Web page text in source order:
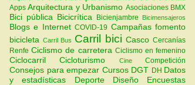
AppsArquitectura y Urbanismo Asociaciones BMX
Bici pública Bicicrítica Bicienjambre Bicimensajeros
Blogs e InternetCOVID-19 Campañas fomento
bicicleta Carril Bus Carril biciCascoCercanías
RenfeCiclismo de carretera Ciclismo en femenino
CiclocarrilCicloturismo CineCompetición
Consejos para empezar Cursos DGT DH Datos
y estadísticas Deporte Diseño Encuestas